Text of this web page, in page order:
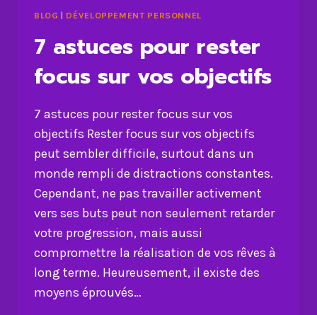
BLOG | DÉVELOPPEMENT PERSONNEL
7 astuces pour rester
focus sur vos objectifs
7 astuces pour rester focus sur vos
objectifs Rester focus sur vos objectifs
peut sembler difficile, surtout dans un
monde rempli de distractions constantes.
Cependant, ne pas travailler activement
vers ses buts peut non seulement retarder
votre progression, mais aussi
compromettre la réalisation de vos rêves à
long terme. Heureusement, il existe des
moyens éprouvés…